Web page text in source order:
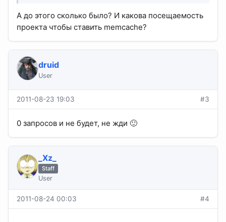
А до этого сколько было? И какова посещаемость
проекта чтобы ставить memcache?
druid
User
2011-08-23 19:03 #3
0 запросов и не будет, не жди 🙂
_Xz_
Staff
User
2011-08-24 00:03 #4